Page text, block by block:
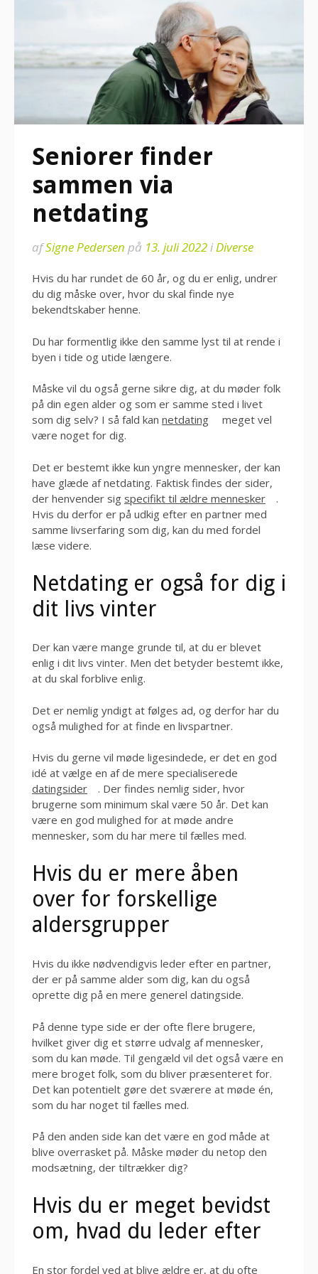
Seniorer finder
sammen via
netdating
afSigne Pedersen på 13. juli 2022iDiverse
Hvis du har rundet de 60 år, og du er enlig, undrer
du dig måske over, hvor du skal finde nye
bekendtskaber henne.
Du har formentlig ikke den samme lyst til at rende i
byen i tide og utide længere.
Måske vil du også gerne sikre dig, at du møder folk
på din egen alder og som er samme sted i livet
som dig selv? I så fald kan netdating
meget vel
være noget for dig.
Det er bestemt ikke kun yngre mennesker, der kan
have glæde af netdating. Faktisk findes der sider,
der henvender sig specifikt til ældre mennesker
.
Hvis du derfor er på udkig efter en partner med
samme livserfaring som dig, kan du med fordel
læse videre.
Netdating er også for dig i
dit livs vinter
Der kan være mange grunde til, at du er blevet
enlig i dit livs vinter. Men det betyder bestemt ikke,
at du skal forblive enlig.
Det er nemlig yndigt at følges ad, og derfor har du
også mulighed for at finde en livspartner.
Hvis du gerne vil møde ligesindede, er det en god
idé at vælge en af de mere specialiserede
datingsider
. Der findes nemlig sider, hvor
brugerne som minimum skal være 50 år. Det kan
være en god mulighed for at møde andre
mennesker, som du har mere til fælles med.
Hvis du er mere åben
over for forskellige
aldersgrupper
Hvis du ikke nødvendigvis leder efter en partner,
der er på samme alder som dig, kan du også
oprette dig på en mere generel datingside.
På denne type side er der ofte flere brugere,
hvilket giver dig et større udvalg af mennesker,
som du kan møde. Til gengæld vil det også være en
mere broget folk, som du bliver præsenteret for.
Det kan potentielt gøre det sværere at møde én,
som du har noget til fælles med.
På den anden side kan det være en god måde at
blive overrasket på. Måske møder du netop den
modsætning, der tiltrækker dig?
Hvis du er meget bevidst
om, hvad du leder efter
En stor fordel ved at blive ældre er, at du ofte